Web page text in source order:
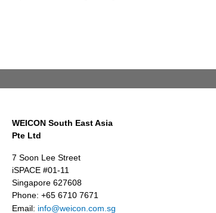
WEICON South East Asia
Pte Ltd
7 Soon Lee Street
iSPACE #01-11
Singapore 627608
Phone: +65 6710 7671
Email: info@weicon.com.sg